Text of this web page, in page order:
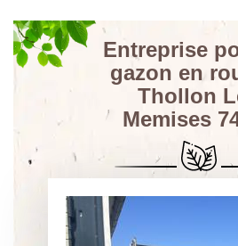
Entreprise
gazon en
Thollon
Memises